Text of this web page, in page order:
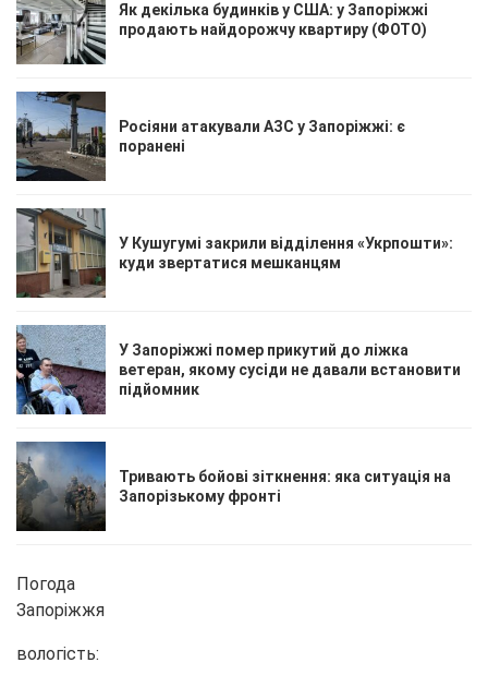
Як декілька будинків у США: у Запоріжжі
продають найдорожчу квартиру (ФОТО)
Росіяни атакували АЗС у Запоріжжі: є
поранені
У Кушугумі закрили відділення «Укрпошти»:
куди звертатися мешканцям
У Запоріжжі помер прикутий до ліжка
ветеран, якому сусіди не давали встановити
підйомник
Тривають бойові зіткнення: яка ситуація на
Запорізькому фронті
Погода
Запоріжжя
вологість: